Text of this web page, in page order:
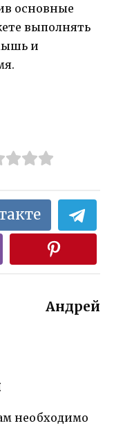
основные
выполнять
и
Андрей
необходимо